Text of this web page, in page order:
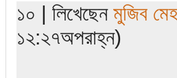
১০ | লিখেছেন মুজিব
১২:২৭অপরাহ্ন)